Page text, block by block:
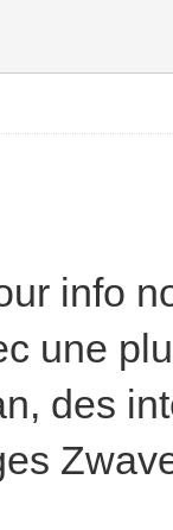
info
une
des